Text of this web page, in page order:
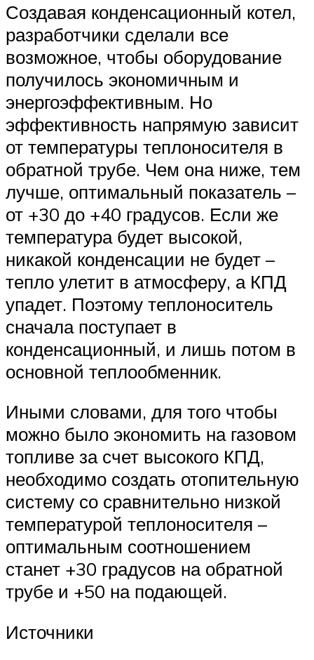
Создавая конденсационный котел,
разработчики сделали все
возможное, чтобы оборудование
получилось экономичным и
энергоэффективным. Но
эффективность напрямую зависит
от температуры теплоносителя в
обратной трубе. Чем она ниже, тем
лучше, оптимальный показатель –
от +30 до +40 градусов. Если же
температура будет высокой,
никакой конденсации не будет –
тепло улетит в атмосферу, а КПД
упадет. Поэтому теплоноситель
сначала поступает в
конденсационный, и лишь потом в
основной теплообменник.
Иными словами, для того чтобы
можно было экономить на газовом
топливе за счет высокого КПД,
необходимо создать отопительную
систему со сравнительно низкой
температурой теплоносителя –
оптимальным соотношением
станет +30 градусов на обратной
трубе и +50 на подающей.
Источники